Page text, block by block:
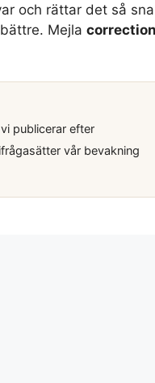
och rättar det så
Mejla
publicerar efter
vår bevakning